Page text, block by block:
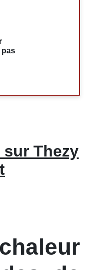
pas
sur Thezy